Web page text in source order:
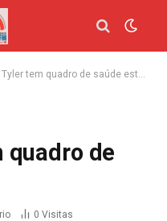
tem quadro de saúde estável
quadro de
0 Visitas